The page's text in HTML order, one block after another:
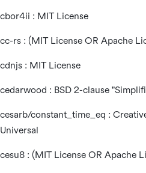
cbor4ii : MIT License
cc-rs : (MIT License OR Apache
cdnjs : MIT License
cedarwood : BSD 2-clause
cesarb/constant_time_eq :
Universal
cesu8 : (MIT License OR Apache